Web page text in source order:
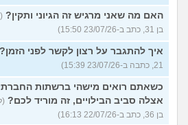
האם מה שאני מרגיש זה הגיוני ותקין?
בן 31, כתב ב-23/07/26 15:50)
איך להתגבר על רצון לקשר לפני הזמן?
21, כתבה ב-23/07/26 15:39)
כשאתם רואים מישהי ברשתות
אצלה סביב הבילויים, זה מוריד לכם?
בן 36, כתב ב-22/07/26 16:13)